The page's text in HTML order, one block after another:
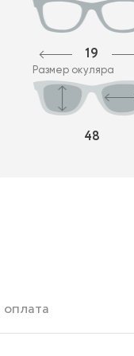
19
Размер окуляра
48